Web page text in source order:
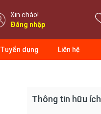
Xin chào!
Đăng nhập
Tuyển dụng Liên hệ
Thông tin hữu ích